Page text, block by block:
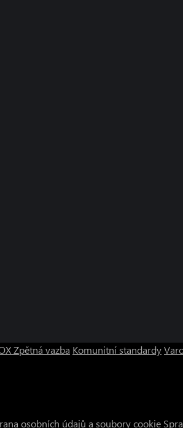
Zpětná vazba Komunitní standardy
osobních údajů a soubory cookie